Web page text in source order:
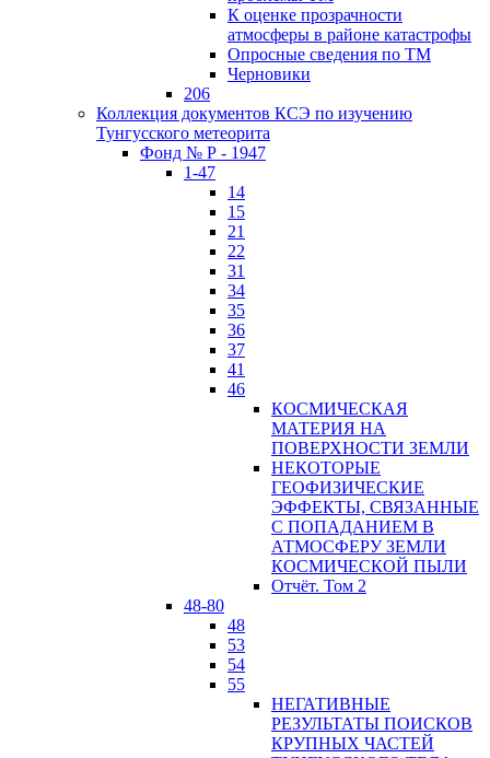
К оценке прозрачности
атмосферы в районе катастрофы
Опросные сведения по ТМ
Черновики
206
Коллекция документов КСЭ по изучению
Тунгусского метеорита
Фонд № Р - 1947
1-47
14
15
21
22
31
34
35
36
37
41
46
КОСМИЧЕСКАЯ
МАТЕРИЯ НА
ПОВЕРХНОСТИ ЗЕМЛИ
НЕКОТОРЫЕ
ГЕОФИЗИЧЕСКИЕ
ЭФФЕКТЫ, СВЯЗАННЫЕ
С ПОПАДАНИЕМ В
АТМОСФЕРУ ЗЕМЛИ
КОСМИЧЕСКОЙ ПЫЛИ
Отчёт. Том 2
48-80
48
53
54
55
НЕГАТИВНЫЕ
РЕЗУЛЬТАТЫ ПОИСКОВ
КРУПНЫХ ЧАСТЕЙ